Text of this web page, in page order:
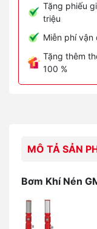
Tặng phiếu
triệu
Miễn phí vận
Tặng thêm
100 %
MÔ TẢ SẢN
Bơm Khí Nén